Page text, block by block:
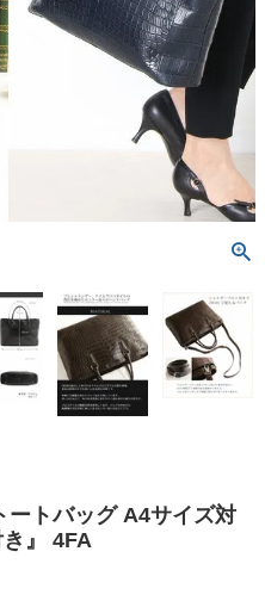
ートバッグ A4サイズ対
』 4FA